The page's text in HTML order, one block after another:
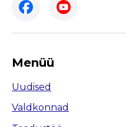
Menüü
Uudised
Valdkonnad